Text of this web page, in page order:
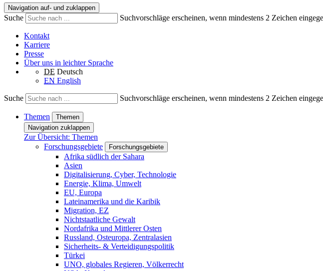
Navigation auf- und zuklappen
Suche Suchvorschläge erscheinen, wenn mindestens 2 Zeichen
Kontakt
Karriere
Presse
Über uns in leichter Sprache
DE Deutsch
EN English
Suche Suchvorschläge erscheinen, wenn mindestens 2 Zeichen
Themen
Themen
Navigation zuklappen
Zur Übersicht: Themen
Forschungsgebiete
Forschungsgebiete
Afrika südlich der Sahara
Asien
Digitalisierung, Cyber, Technologie
Energie, Klima, Umwelt
EU, Europa
Lateinamerika und die Karibik
Migration, EZ
Nichtstaatliche Gewalt
Nordafrika und Mittlerer Osten
Russland, Osteuropa, Zentralasien
Sicherheits- & Verteidigungspolitik
Türkei
UNO, globales Regieren, Völkerrecht